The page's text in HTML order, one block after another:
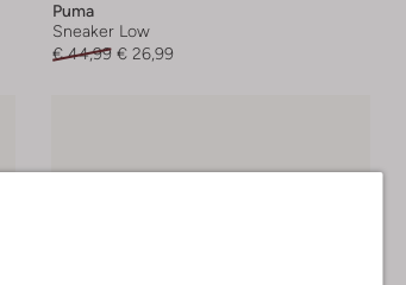
Puma
Sneaker Low
€ 44,99 € 26,99